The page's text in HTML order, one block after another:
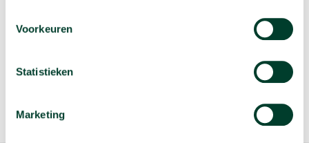
Voorkeuren
Statistieken
Marketing
Bekijk deze video arrow_forward